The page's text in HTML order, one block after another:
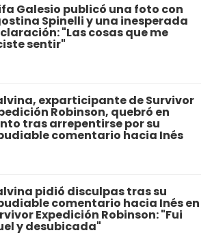
Galesio publicó una foto con
Spinelli y una inesperada
"Las cosas que me
sentir"
exparticipante de Survivor
Robinson, quebró en
tras arrepentirse por su
comentario hacia Inés
pidió disculpas tras su
comentario hacia Inés en
Expedición Robinson: "Fui
y desubicada"